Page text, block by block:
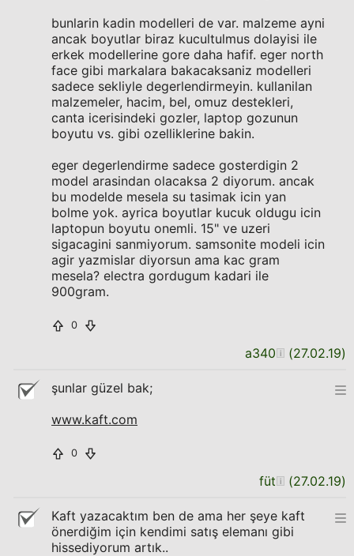
bunlarin kadin modelleri de var. malzeme ayni
ancak boyutlar biraz kucultulmus dolayisi ile
erkek modellerine gore daha hafif. eger north
face gibi markalara bakacaksaniz modelleri
sadece sekliyle degerlendirmeyin. kullanilan
malzemeler, hacim, bel, omuz destekleri,
canta icerisindeki gozler, laptop gozunun
boyutu vs. gibi ozelliklerine bakin.
eger degerlendirme sadece gosterdigin 2
model arasindan olacaksa 2 diyorum. ancak
bu modelde mesela su tasimak icin yan
bolme yok. ayrica boyutlar kucuk oldugu icin
laptopun boyutu onemli. 15" ve uzeri
sigacagini sanmiyorum. samsonite modeli icin
agir yazmislar diyorsun ama kac gram
mesela? electra gordugum kadari ile
900gram.
0
a340 (27.02.19)
şunlar güzel bak;
www.kaft.com
0
füt (27.02.19)
Kaft yazacaktım ben de ama her şeye kaft
önerdiğim için kendimi satış elemanı gibi
hissediyorum artık..